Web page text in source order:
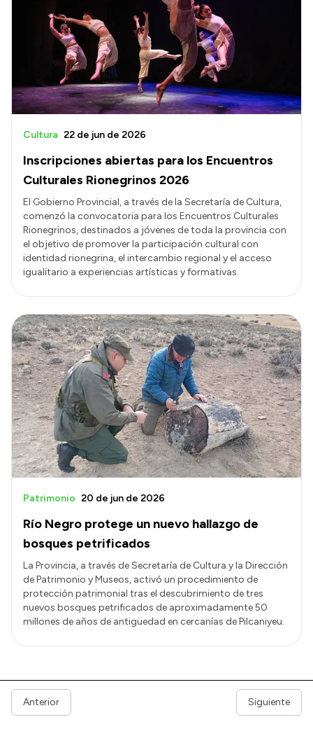
Inscripciones abiertas para los Encuentros
Culturales Rionegrinos 2026
Cultura 22 de jun de 2026
El Gobierno Provincial, a través de la Secretaría de Cultura,
comenzó la convocatoria para los Encuentros Culturales
Rionegrinos, destinados a jóvenes de toda la provincia con
el objetivo de promover la participación cultural con
identidad rionegrina, el intercambio regional y el acceso
igualitario a experiencias artísticas y formativas.
Río Negro protege un nuevo hallazgo de
bosques petrificados
Patrimonio 20 de jun de 2026
La Provincia, a través de Secretaría de Cultura y la Dirección
de Patrimonio y Museos, activó un procedimiento de
protección patrimonial tras el descubrimiento de tres
nuevos bosques petrificados de aproximadamente 50
millones de años de antigüedad en cercanías de Pilcaniyeu.
Anterior Siguiente